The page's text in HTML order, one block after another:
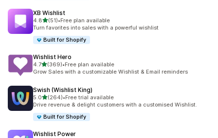
XB Wishlist
4.8별 5개 중
(51)
총 리뷰 51개
•Free plan available
Turn favorites into sales with a powerful wishlist
Built for Shopify
Wishlist Hero
4.7별 5개 중
(369)
총 리뷰 369개
•Free plan available
Grow Sales with a customizable Wishlist & Email reminders
Swish (Wishlist King)
5.0별 5개 중
(264)
총 리뷰 264개
•Free trial available
Drive revenue & delight customers with a customised Wishlist.
Built for Shopify
Wishlist Power